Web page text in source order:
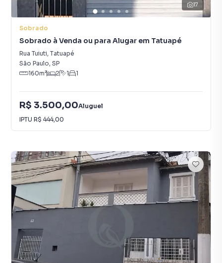
17
Sobrado
Sobrado à Venda ou para Alugar em Tatuapé
Rua Tuiuti, Tatuapé
São Paulo, SP
160m² 2 1 1
R$ 3.500,00Aluguel
IPTU R$ 444,00